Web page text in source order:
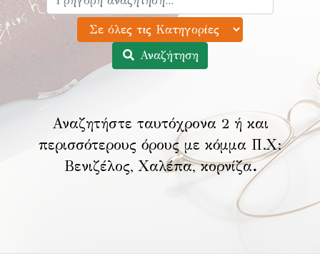
Αναζήτηση
Αναζητήστε ταυτόχρονα 2 ή και
περισσότερους όρους με κόμμα Π.Χ:
Βενιζέλος, Χαλέπα, κορνίζα.